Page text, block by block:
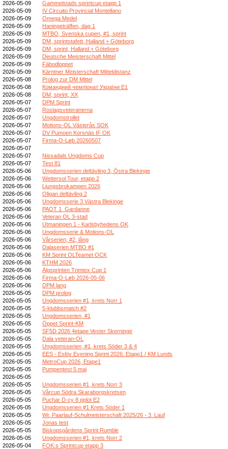
2026-05-09
Gammelstads sprintcup etapp 1
2026-05-09
IV Circuito Provincial Montellano
2026-05-09
Omega Medel
2026-05-09
Haningeträffen, dag 1
2026-05-09
MTBO, Svenska cupen, #1, sprint
2026-05-09
DM, sprintstafett, Halland + Göteborg
2026-05-09
DM, sprint, Halland + Göteborg
2026-05-09
Deutsche Meisterschaft Mittel
2026-05-09
Fäbodloppet
2026-05-09
Kärntner Meisterschaft Mitteldistanz
2026-05-08
Prolog zur DM Mittel
2026-05-08
Командний чемпіонат України E1
2026-05-08
DM, sprint, XX
2026-05-07
DPM Sprint
2026-05-07
Roslagsveteranerna
2026-05-07
Ungdomstrollet
2026-05-07
Motions-OL Västerås SOK
2026-05-07
DV Pumoen Korsnäs IF OK
2026-05-07
Firma-O-Løb 20260507
2026-05-07
2026-05-07
Nissadals Ungdoms Cup
2026-05-07
Test 81
2026-05-06
Ungdomsserien deltävling 3, Östra Blekinge
2026-05-06
Wettersol Tour, etapp 2
2026-05-06
Ljungsbrokampen 2026
2026-05-06
Oligan deltävling 2
2026-05-06
Ungdomsserie 3 Västra Blekinge
2026-05-06
PAOT 1_Gardanne
2026-05-06
Veteran OL 3-stad
2026-05-06
Utmaningen 1 - Karlsbyhedens OK
2026-05-06
Ungdomsserie & Motions-OL
2026-05-06
Vårserien, #2, lång
2026-05-06
Dalaserien MTBO #1
2026-05-06
KM Sprint OLTeamet OCK
2026-05-06
KTHM 2026
2026-05-06
Älgsprinten Trimtex Cup 1
2026-05-06
Firma-O-Løb 2026-05-06
2026-05-06
DPM lang
2026-05-05
DPM prolog
2026-05-05
Ungdomsserien #1, krets Norr 1
2026-05-05
5-klubbsmatch #2
2026-05-05
Ungdomsserien, #1
2026-05-05
Öppet Sprint-KM
2026-05-05
SF5D 2026 4etape Vester Skerninge
2026-05-05
Dala veteran-OL
2026-05-05
Ungdomsserien, #1, krets Söder 3 & 4
2026-05-05
EES - Eslöv Evening Sprint 2026. Etapp1 / KM Lunds
2026-05-05
MetroCup 2026, Etape1
2026-05-05
Pumpentest 5 maj
2026-05-05
2026-05-05
Ungdomsserien #1, krets Norr 3
2026-05-05
Vårcup Södra Skaraborgskretsen
2026-05-05
Puchar D-cy 8 pplot E2
2026-05-05
Ungdomsserien #1 Krets Söder 1
2026-05-05
Wr. Paarlauf-Schulmeisterschaft 2025/26 - 3. Lauf
2026-05-05
Jonas test
2026-05-05
Biskopsgårdens Sprint Rumble
2026-05-05
Ungdomsserien #1, krets Norr 2
2026-05-04
FOK:s Sprintcup etapp 3